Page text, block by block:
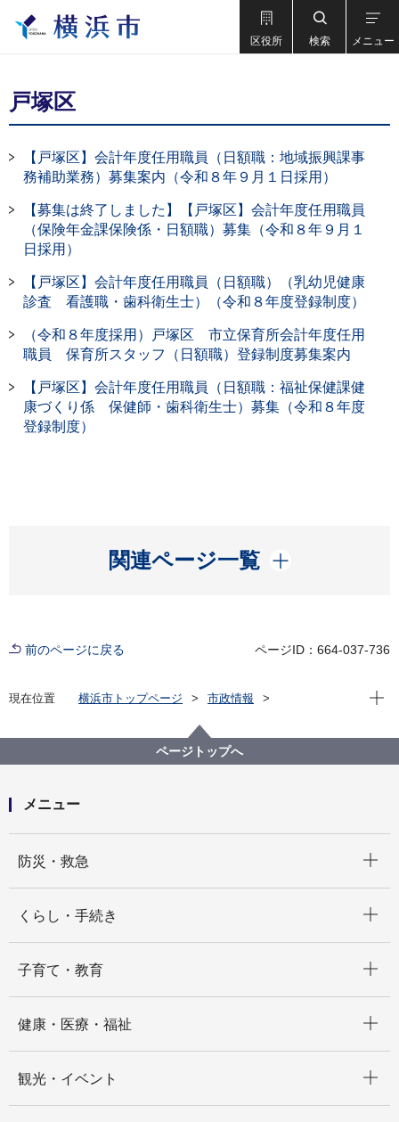
区役所 検索 メニュー
戸塚区
【戸塚区】会計年度任用職員（日額職：地域振興課事
務補助業務）募集案内（令和８年９月１日採用）
【募集は終了しました】【戸塚区】会計年度任用職員
（保険年金課保険係・日額職）募集（令和８年９月１
日採用）
【戸塚区】会計年度任用職員（日額職）（乳幼児健康
診査 看護職・歯科衛生士）（令和８年度登録制度）
（令和８年度採用）戸塚区 市立保育所会計年度任用
職員 保育所スタッフ（日額職）登録制度募集案内
【戸塚区】会計年度任用職員（日額職：福祉保健課健
康づくり係 保健師・歯科衛生士）募集（令和８年度
登録制度）
関連ページ一覧
開く
前のページに戻る ページID：664-037-736
現在位置 横浜市トップページ
市政情報
会計年度任用職員採用募集
現在
ページトップへ
メニュー
防災・救急
くらし・手続き
子育て・教育
健康・医療・福祉
観光・イベント